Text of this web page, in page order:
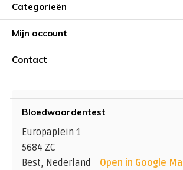
Categorieën
Mijn account
Contact
Bloedwaardentest
Europaplein 1
5684 ZC
Best, Nederland
Open in Google